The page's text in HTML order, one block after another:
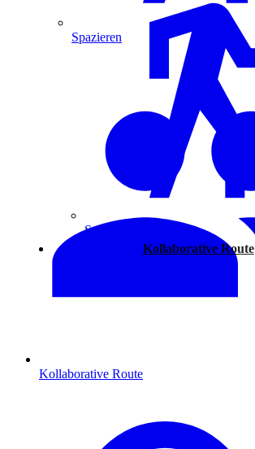
Spazieren
Kollaborative Route
Spazieren
Kollaborative Route